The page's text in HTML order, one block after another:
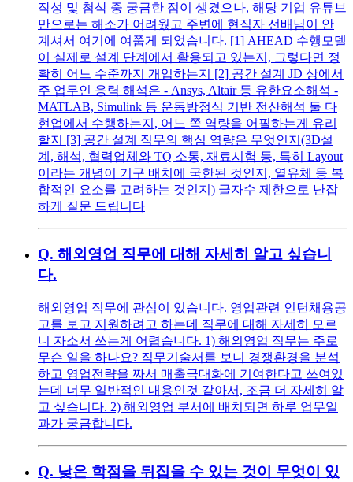
작성 및 첨삭 중 궁금한 점이 생겼으나, 해당 기업 유튜브
만으로는 해소가 어려웠고 주변에 현직자 선배님이 안
계셔서 여기에 여쭙게 되었습니다. [1] AHEAD 수행모델
이 실제로 설계 단계에서 활용되고 있는지, 그렇다면 정
확히 어느 수준까지 개입하는지 [2] 공간 설계 JD 상에서
주 업무인 응력 해석은 - Ansys, Altair 등 유한요소해석 -
MATLAB, Simulink 등 운동방정식 기반 전산해석 둘 다
현업에서 수행하는지, 어느 쪽 역량을 어필하는게 유리
할지 [3] 공간 설계 직무의 핵심 역량은 무엇인지(3D설
계, 해석, 협력업체와 TQ 소통, 재료시험 등, 특히 Layout
이라는 개념이 기구 배치에 국한된 것인지, 열유체 등 복
합적인 요소를 고려하는 것인지) 글자수 제한으로 난잡
하게 질문 드립니다
Q. 해외영업 직무에 대해 자세히 알고 싶습니
다.
해외영업 직무에 관심이 있습니다. 영업관련 인턴채용공
고를 보고 지원하려고 하는데 직무에 대해 자세히 모르
니 자소서 쓰는게 어렵습니다. 1) 해외영업 직무는 주로
무슨 일을 하나요? 직무기술서를 보니 경쟁환경을 분석
하고 영업전략을 짜서 매출극대화에 기여한다고 쓰여있
는데 너무 일반적인 내용인것 같아서, 조금 더 자세히 알
고 싶습니다. 2) 해외영업 부서에 배치되면 하루 업무일
과가 궁금합니다.
Q. 낮은 학점을 뒤집을 수 있는 것이 무엇이 있